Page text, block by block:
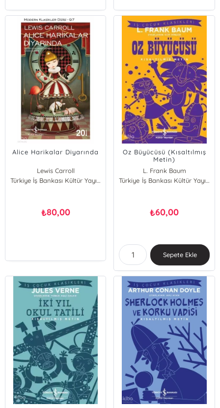
Alice Harikalar Diyarında
Lewis Carroll
Türkiye İş Bankası Kültür Yayınları
₺80,00
Oz Büyücüsü (Kısaltılmış
Metin)
L. Frank Baum
Türkiye İş Bankası Kültür Yayınları
₺60,00
Sepete Ekle